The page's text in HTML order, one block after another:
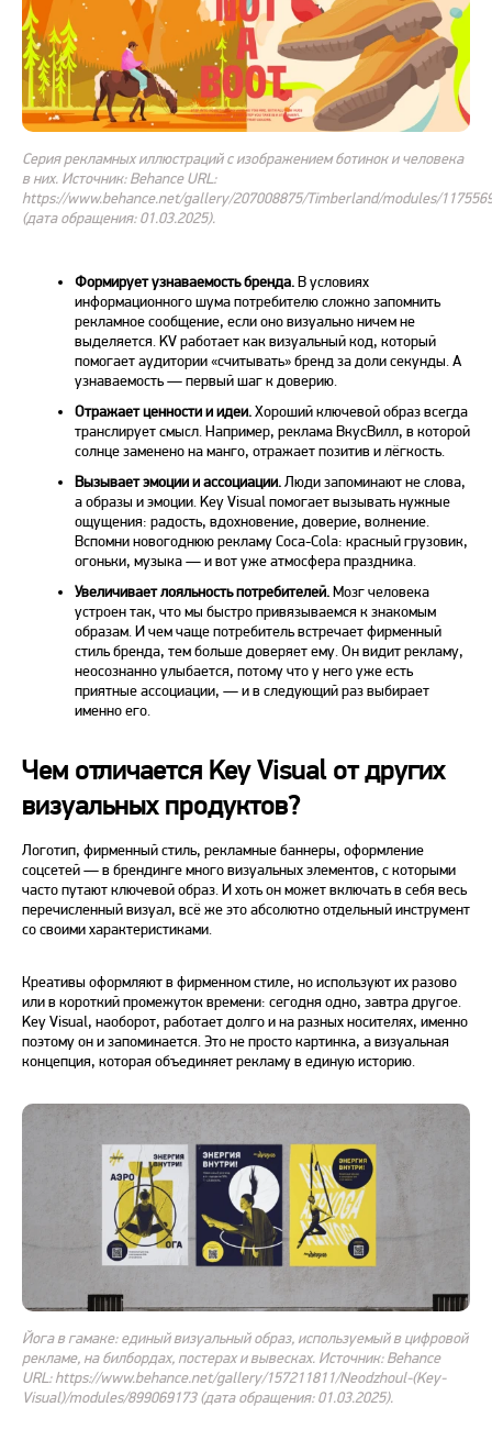
Серия рекламных иллюстраций с изображением ботинок и человека
в них. Источник: Behance URL:
https://www.behance.net/gallery/207008875/Timberland/modules/
(дата обращения: 01.03.2025).
Формирует узнаваемость бренда.В условиях
информационного шума потребителю сложно запомнить
рекламное сообщение, если оно визуально ничем не
выделяется. KVработает как визуальный код, который
помогает аудитории «считывать» бренд за доли секунды. А
узнаваемость — первый шаг к доверию.
Отражает ценности и идеи.Хороший ключевой образ всегда
транслирует смысл. Например, реклама ВкусВилл, в которой
солнце заменено на манго, отражает позитив и лёгкость.
Вызывает эмоции и ассоциации.Люди запоминают не слова,
а образы и эмоции. Key Visual помогает вызывать нужные
ощущения: радость, вдохновение, доверие, волнение.
Вспомни новогоднюю рекламу Coca-Cola: красный грузовик,
огоньки, музыка — и вот уже атмосфера праздника.
Увеличивает лояльность потребителей.Мозг человека
устроен так, что мы быстро привязываемся к знакомым
образам. И чем чаще потребитель встречает фирменный
стиль бренда, тем больше доверяет ему. Он видит рекламу,
неосознанно улыбается, потому что у него уже есть
приятные ассоциации, — и в следующий раз выбирает
именно его.
Чем отличается Key Visual от других
визуальных продуктов?
Логотип, фирменный стиль, рекламные баннеры, оформление
соцсетей — в брендинге много визуальных элементов, с которыми
часто путают ключевой образ. И хоть он может включать в себя весь
перечисленный визуал, всё же это абсолютно отдельный инструмент
со своими характеристиками.
Креативы оформляют в фирменном стиле, но используют их разово
или в короткий промежуток времени: сегодня одно, завтра другое.
Key Visual, наоборот, работает долго и на разных носителях, именно
поэтому он и запоминается. Это не просто картинка, а визуальная
концепция, которая объединяет рекламу в единую историю.
Йога в гамаке: единый визуальный образ, используемый в цифровой
рекламе, на билбордах, постерах и вывесках. Источник: Behance
URL: https://www.behance.net/gallery/157211811/Neodzhoul-(Key-
Visual)/modules/899069173 (дата обращения: 01.03.2025).